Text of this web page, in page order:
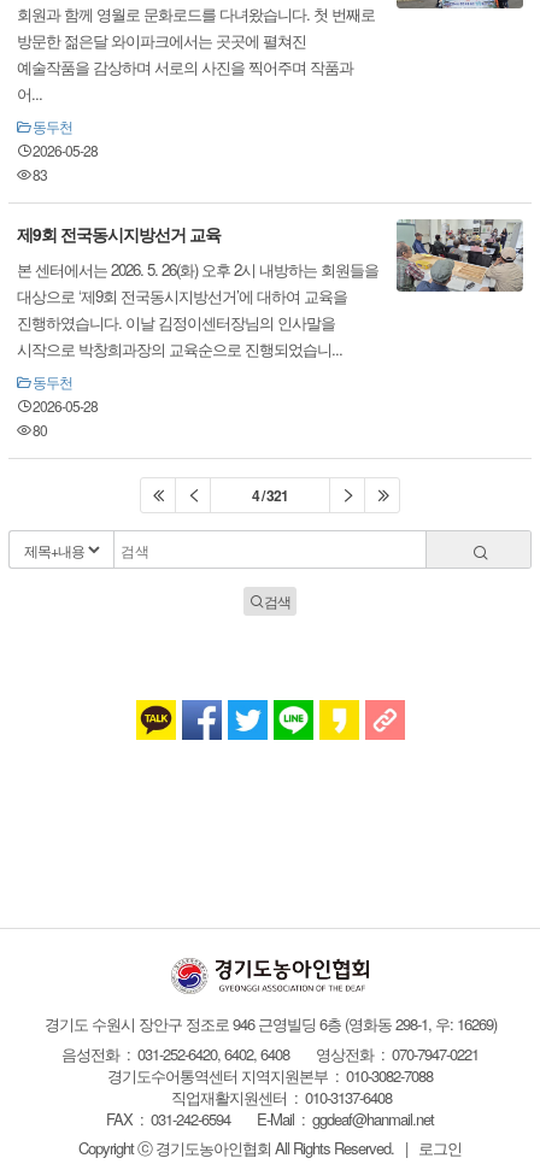
회원과 함께 영월로 문화로드를 다녀왔습니다. 첫 번째로
방문한 젊은달 와이파크에서는 곳곳에 펼쳐진
예술작품을 감상하며 서로의 사진을 찍어주며 작품과
어...
동두천
2026-05-28
83
제9회 전국동시지방선거 교육
본 센터에서는 2026. 5. 26(화) 오후 2시 내방하는 회원들을
대상으로 ‘제9회 전국동시지방선거’에 대하여 교육을
진행하였습니다. 이날 김정이센터장님의 인사말을
시작으로 박창희과장의 교육순으로 진행되었습니...
동두천
2026-05-28
80
4 / 321
검색
경기도 수원시 장안구 정조로 946 근영빌딩 6층 (영화동 298-1, 우: 16269)
음성전화 : 031-252-6420, 6402, 6408
영상전화 : 070-7947-0221
경기도수어통역센터 지역지원본부 : 010-3082-7088
직업재활지원센터 : 010-3137-6408
FAX : 031-242-6594 E-Mail :ggdeaf@hanmail.net
Copyright ⓒ 경기도농아인협회 All Rights Reserved. | 로그인